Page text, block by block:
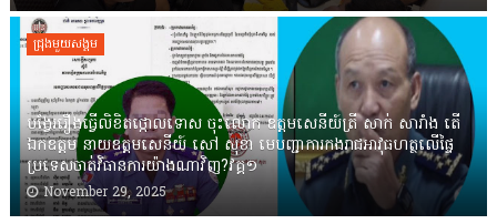
ជ្រុងមួយសង្គម
បង្វែររឿងធ្វើលិខិតថ្កោលទោស ចុះលោក ឧត្តមសេនីយ៍ត្រី សាក់ សារាំង តើ
ឯកឧត្តម នាយឧត្តមសេនីយ៍ សៅ សុខា មេបញ្ជាការកងរាជអាវុធហត្ថលើផ្ទៃ
ប្រទេសចាត់វិធានការយ៉ាងណាវិញ?វគ្គ១
November 29, 2025